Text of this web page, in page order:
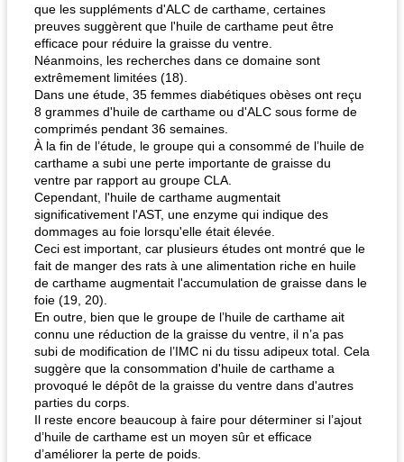
que les suppléments d'ALC de carthame, certaines
preuves suggèrent que l'huile de carthame peut être
efficace pour réduire la graisse du ventre.
Néanmoins, les recherches dans ce domaine sont
extrêmement limitées (18).
Dans une étude, 35 femmes diabétiques obèses ont reçu
8 grammes d'huile de carthame ou d'ALC sous forme de
comprimés pendant 36 semaines.
À la fin de l’étude, le groupe qui a consommé de l’huile de
carthame a subi une perte importante de graisse du
ventre par rapport au groupe CLA.
Cependant, l'huile de carthame augmentait
significativement l'AST, une enzyme qui indique des
dommages au foie lorsqu'elle était élevée.
Ceci est important, car plusieurs études ont montré que le
fait de manger des rats à une alimentation riche en huile
de carthame augmentait l'accumulation de graisse dans le
foie (19, 20).
En outre, bien que le groupe de l’huile de carthame ait
connu une réduction de la graisse du ventre, il n’a pas
subi de modification de l’IMC ni du tissu adipeux total. Cela
suggère que la consommation d'huile de carthame a
provoqué le dépôt de la graisse du ventre dans d'autres
parties du corps.
Il reste encore beaucoup à faire pour déterminer si l’ajout
d’huile de carthame est un moyen sûr et efficace
d’améliorer la perte de poids.